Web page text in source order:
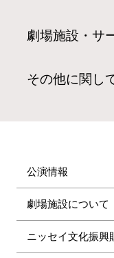
劇場施設・サ
その他に関し
公演情報
劇場施設について
ニッセイ文化振興